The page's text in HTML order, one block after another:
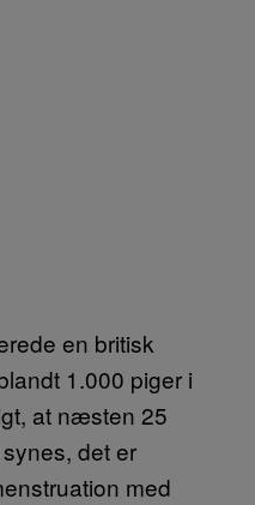
en britisk
1.000 piger i
at næsten 25
det er
med